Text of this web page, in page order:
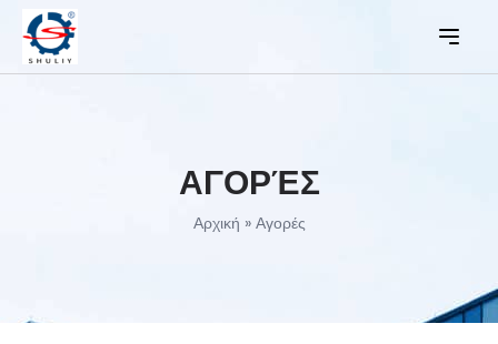
ΑΓΟΡΈΣ
Αρχική » Αγορές